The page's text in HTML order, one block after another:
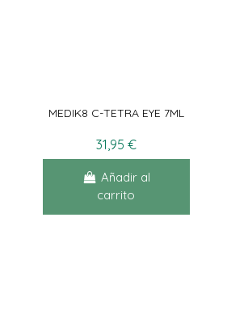
MEDIK8 C-TETRA EYE 7ML
31,95 €
Añadir al
carrito